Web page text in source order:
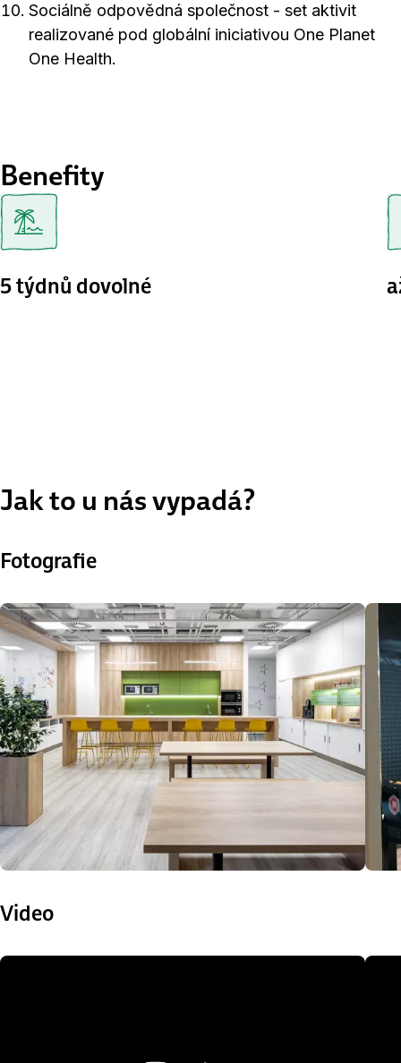
Sociálně odpovědná společnost - set aktivit
realizované pod globální iniciativou One Planet
One Health.
Benefity
5 týdnů dovolné
Jak to u nás vypadá?
Fotografie
Video